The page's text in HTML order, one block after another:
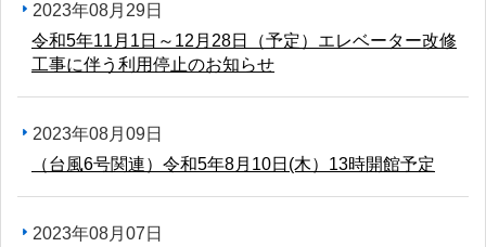
2023年08月29日
令和5年11月1日～12月28日（予定）エレベーター改修
工事に伴う利用停止のお知らせ
2023年08月09日
（台風6号関連）令和5年8月10日(木）13時開館予定
2023年08月07日